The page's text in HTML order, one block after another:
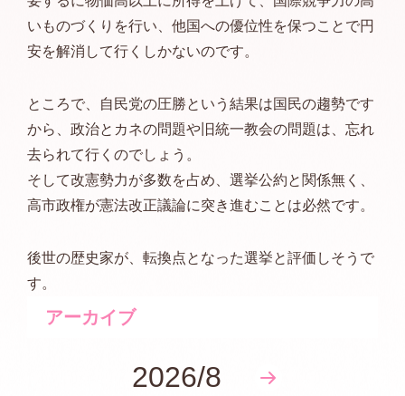
いものづくりを行い、他国への優位性を保つことで円
安を解消して行くしかないのです。
ところで、自民党の圧勝という結果は国民の趨勢です
から、政治とカネの問題や旧統一教会の問題は、忘れ
去られて行くのでしょう。
そして改憲勢力が多数を占め、選挙公約と関係無く、
高市政権が憲法改正議論に突き進むことは必然です。
後世の歴史家が、転換点となった選挙と評価しそうで
す。
アーカイブ
2026/8